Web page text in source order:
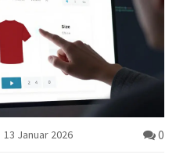
13 Januar 2026 0